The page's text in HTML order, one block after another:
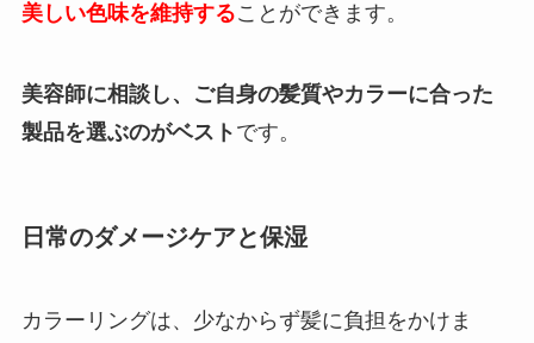
美しい色味を維持することができます。
美容師に相談し、ご自身の髪質やカラーに合った
製品を選ぶのがベスト です。
日常のダメージケアと保湿
カラーリングは、少なからず髪に負担をかけま